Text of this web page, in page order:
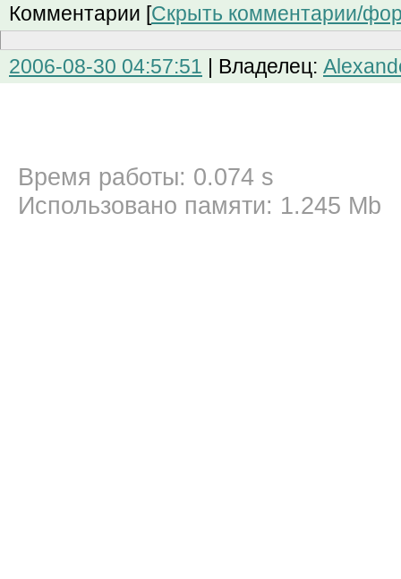
Комментарии [Скрыть комментарии/
2006-08-30 04:57:51 | Владелец:
Время работы: 0.074 s
Использовано памяти: 1.245 Mb